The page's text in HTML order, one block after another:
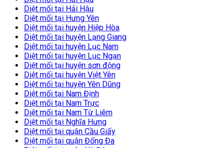
Diệt mối tại Hải Hậu
Diệt mối tại Hưng Yên
Diệt mối tại huyện Hiệp Hòa
Diệt mối tại huyện Lạng Giang
Diệt mối tại huyện Lục Nam
Diệt mối tại huyện Lục Ngạn
Diệt mối tại huyện sơn động
Diệt mối tại huyện Việt Yên
Diệt mối tại huyện Yên Dũng
Diệt mối tại Nam Định
Diệt mối tại Nam Trực
Diệt mối tại Nam Từ Liêm
Diệt mối tại Nghĩa Hưng
Diệt mối tại quận Cầu Giấy
Diệt mối tại quận Đống Đa